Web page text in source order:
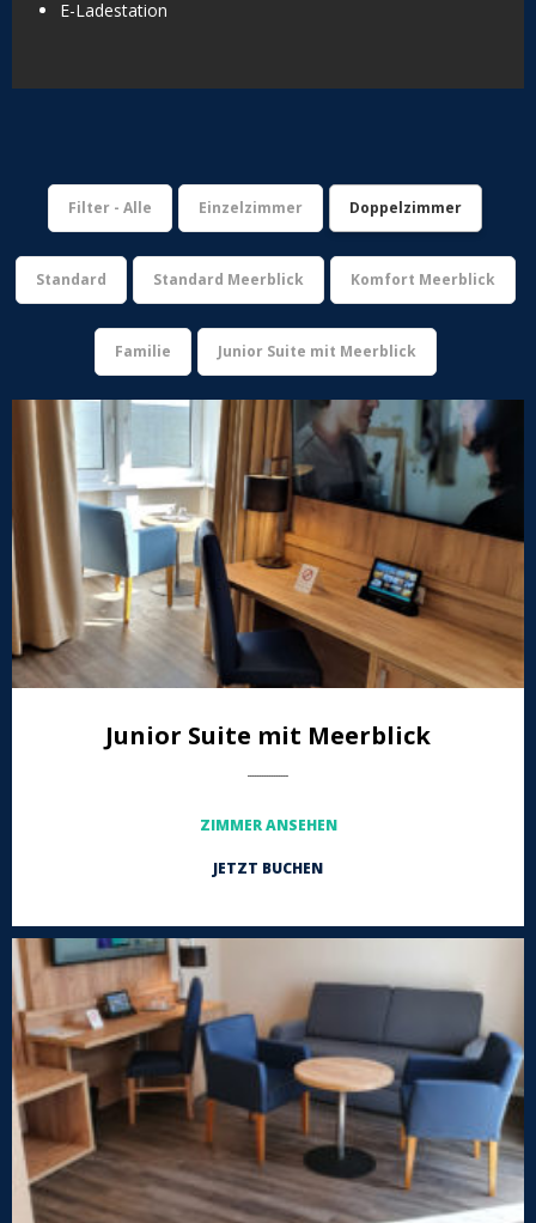
E-Ladestation
Filter - Alle Einzelzimmer Doppelzimmer
Standard Standard Meerblick Komfort Meerblick
Familie Junior Suite mit Meerblick
Junior Suite mit Meerblick
-----------------
ZIMMER ANSEHEN
JETZT BUCHEN